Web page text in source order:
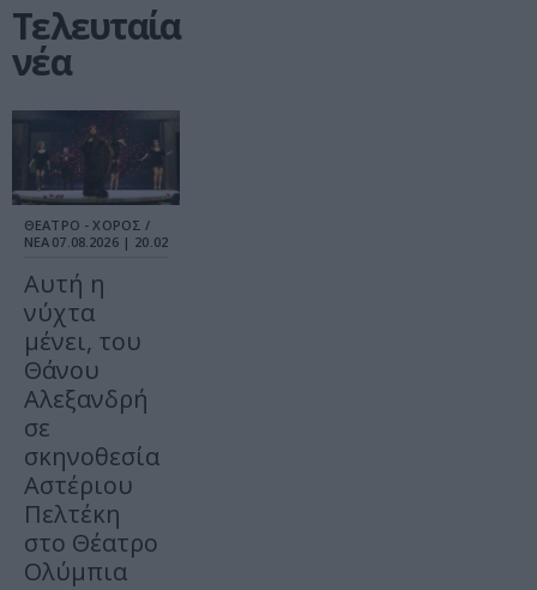
Τελευταία
νέα
ΘΕΑΤΡΟ - ΧΟΡΟΣ /
ΝΕΑ 07.08.2026 | 20.02
Αυτή η
νύχτα
μένει, του
Θάνου
Αλεξανδρή
σε
σκηνοθεσία
Αστέριου
Πελτέκη
στο Θέατρο
Ολύμπια